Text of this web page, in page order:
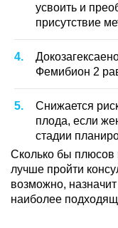
усвоить и
присутствие
Фемибион 2
Снижается
плода, если
стадии
Сколько бы плюсов
лучше пройти
возможно,
наиболее